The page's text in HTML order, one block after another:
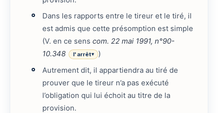
Dans les rapports entre le tireur et le tiré, il
est admis que cette présomption est simple
(V. en ce senscom. 22 mai 1991, n°90-
10.348
l'arrêt▾
)
Autrement dit, il appartiendra au tiré de
prouver que le tireur n’a pas exécuté
l’obligation qui lui échoit au titre de la
provision.